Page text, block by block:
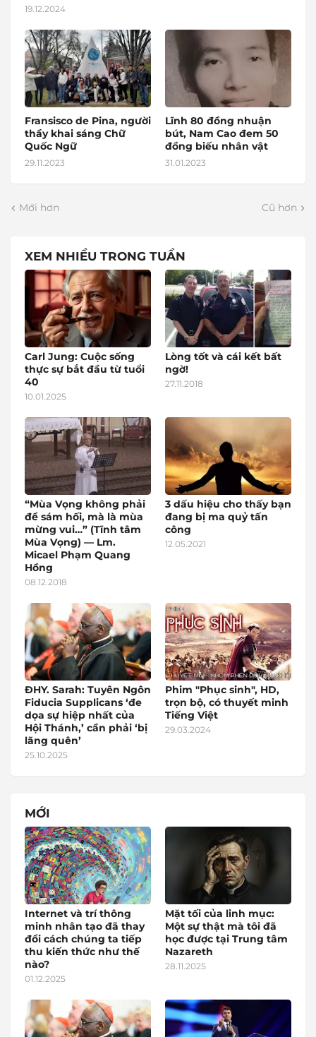
19.12.2024
Fransisco de Pina, người
thầy khai sáng Chữ
Quốc Ngữ
29.11.2023
Lĩnh 80 đồng nhuận
bút, Nam Cao đem 50
đồng biếu nhân vật
31.01.2023
Mới hơn Cũ hơn
XEM NHIỀU TRONG TUẦN
Carl Jung: Cuộc sống
thực sự bắt đầu từ tuổi
40
10.01.2025
Lòng tốt và cái kết bất
ngờ!
27.11.2018
“Mùa Vọng không phải
để sám hối, mà là mùa
mừng vui…” (Tĩnh tâm
Mùa Vọng) — Lm.
Micael Phạm Quang
Hồng
08.12.2018
3 dấu hiệu cho thấy bạn
đang bị ma quỷ tấn
công
12.05.2021
ĐHY. Sarah: Tuyên Ngôn
Fiducia Supplicans ‘đe
dọa sự hiệp nhất của
Hội Thánh,’ cần phải ‘bị
lãng quên’
25.10.2025
Phim "Phục sinh", HD,
trọn bộ, có thuyết minh
Tiếng Việt
29.03.2024
MỚI
Internet và trí thông
minh nhân tạo đã thay
đổi cách chúng ta tiếp
thu kiến thức như thế
nào?
01.12.2025
Mặt tối của linh mục:
Một sự thật mà tôi đã
học được tại Trung tâm
Nazareth
28.11.2025